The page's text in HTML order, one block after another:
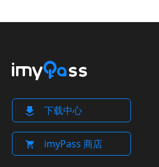
下载中心
imyPass 商店